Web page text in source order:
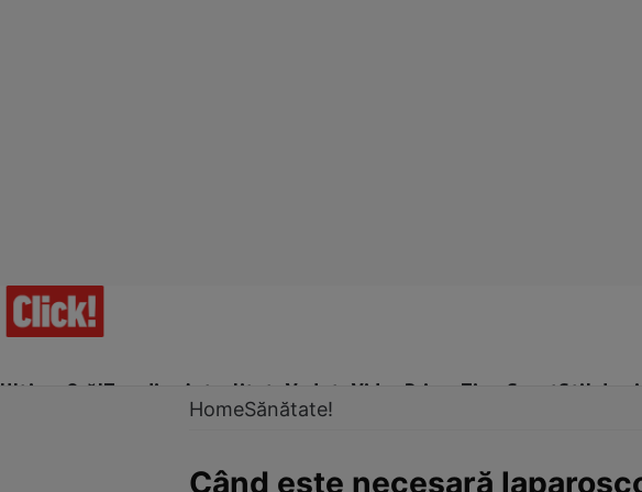
Ultima Oră!Trending Actualitate Vedete Video Prime Time SportStil de
HomeSănătate!
Când este necesară